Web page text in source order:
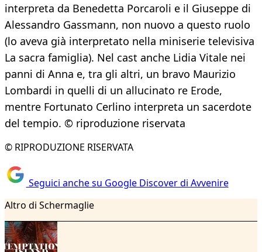
interpreta da Benedetta Porcaroli e il Giuseppe di
Alessandro Gassmann, non nuovo a questo ruolo
(lo aveva già interpretato nella miniserie televisiva
La sacra famiglia). Nel cast anche Lidia Vitale nei
panni di Anna e, tra gli altri, un bravo Maurizio
Lombardi in quelli di un allucinato re Erode,
mentre Fortunato Cerlino interpreta un sacerdote
del tempio. © riproduzione riservata
© RIPRODUZIONE RISERVATA
Seguici anche su Google Discover di Avvenire
Altro di Schermaglie